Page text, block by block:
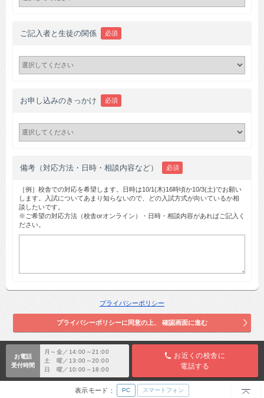
ご記入者と生徒の関係 必須
お申し込みのきっかけ 必須
備考（対応方法・日時・相談内容など） 必須
［例］校舎での対応を希望します。日時は10/1(木)16時頃か10/3(土)でお願い
します。入試についてあまり知らないので、どの入試方式が向いているか相
談したいです。
※ご希望の対応方法（校舎orオンライン）・日時・相談内容があればご記入く
ださい。
プライバシーポリシー
お電話
受付時間
月～金／14:00～21:00
土 曜／13:00～20:00
日 曜／10:00～18:00
お近くの校舎に
電話する
表示モード： PC スマートフォン